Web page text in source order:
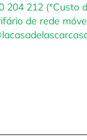
204 212 (*Custo
de rede